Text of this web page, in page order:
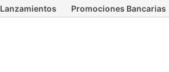
Lanzamientos Promociones Bancarias